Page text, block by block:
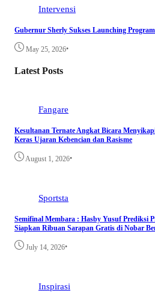
Intervensi
Gubernur Sherly Sukses Launching
May 25, 2026•
Latest Posts
Fangare
Kesultanan Ternate Angkat Bicara
Keras Ujaran Kebencian dan Rasisme
August 1, 2026•
Sportsta
Semifinal Membara : Hasby Yusuf Prediksi
Siapkan Ribuan Sarapan Gratis di Nobar
July 14, 2026•
Inspirasi